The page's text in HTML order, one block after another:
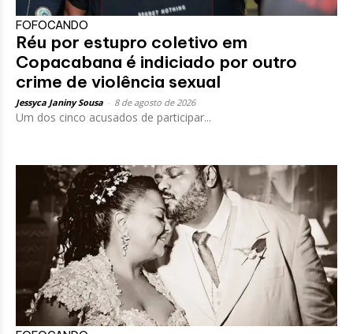
FOFOCANDO
Réu por estupro coletivo em
Copacabana é indiciado por outro
crime de violência sexual
Jessyca Janiny Sousa 8 de agosto de 2026
Um dos cinco acusados de participar...